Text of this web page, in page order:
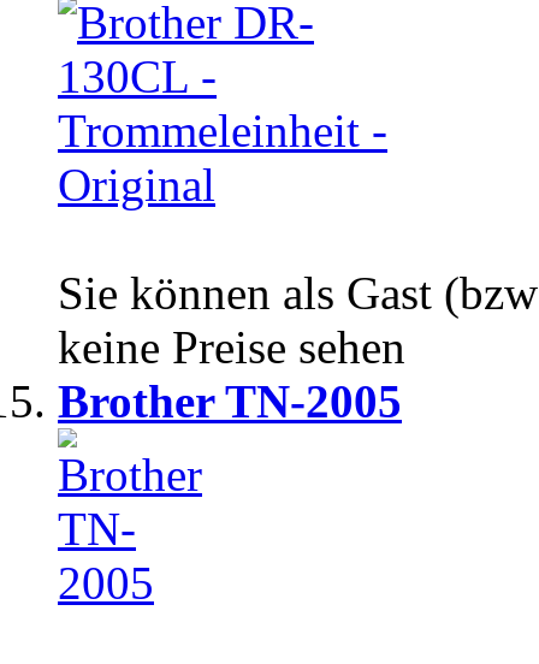
Sie können als Gast
keine Preise sehen
Brother TN-2005